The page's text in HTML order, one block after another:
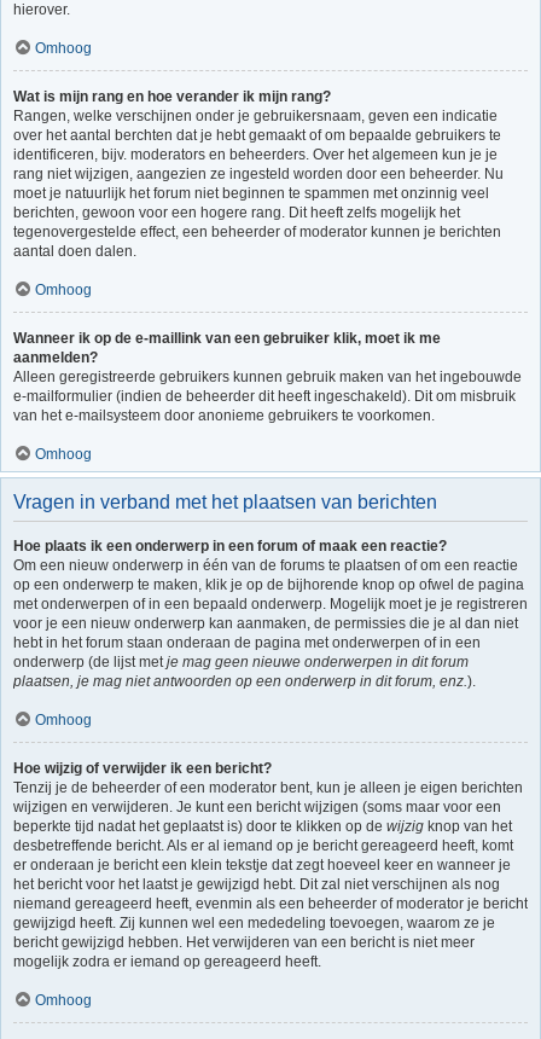
hierover.
Omhoog
Wat is mijn rang en hoe verander ik mijn rang?
Rangen, welke verschijnen onder je gebruikersnaam, geven een indicatie
over het aantal berchten dat je hebt gemaakt of om bepaalde gebruikers te
identificeren, bijv. moderators en beheerders. Over het algemeen kun je je
rang niet wijzigen, aangezien ze ingesteld worden door een beheerder. Nu
moet je natuurlijk het forum niet beginnen te spammen met onzinnig veel
berichten, gewoon voor een hogere rang. Dit heeft zelfs mogelijk het
tegenovergestelde effect, een beheerder of moderator kunnen je berichten
aantal doen dalen.
Omhoog
Wanneer ik op de e-maillink van een gebruiker klik, moet ik me
aanmelden?
Alleen geregistreerde gebruikers kunnen gebruik maken van het ingebouwde
e-mailformulier (indien de beheerder dit heeft ingeschakeld). Dit om misbruik
van het e-mailsysteem door anonieme gebruikers te voorkomen.
Omhoog
Vragen in verband met het plaatsen van berichten
Hoe plaats ik een onderwerp in een forum of maak een reactie?
Om een nieuw onderwerp in één van de forums te plaatsen of om een reactie
op een onderwerp te maken, klik je op de bijhorende knop op ofwel de pagina
met onderwerpen of in een bepaald onderwerp. Mogelijk moet je je registreren
voor je een nieuw onderwerp kan aanmaken, de permissies die je al dan niet
hebt in het forum staan onderaan de pagina met onderwerpen of in een
onderwerp (de lijst metje mag geen nieuwe onderwerpen in dit forum
plaatsen, je mag niet antwoorden op een onderwerp in dit forum, enz.).
Omhoog
Hoe wijzig of verwijder ik een bericht?
Tenzij je de beheerder of een moderator bent, kun je alleen je eigen berichten
wijzigen en verwijderen. Je kunt een bericht wijzigen (soms maar voor een
beperkte tijd nadat het geplaatst is) door te klikken op de wijzig knop van het
desbetreffende bericht. Als er al iemand op je bericht gereageerd heeft, komt
er onderaan je bericht een klein tekstje dat zegt hoeveel keer en wanneer je
het bericht voor het laatst je gewijzigd hebt. Dit zal niet verschijnen als nog
niemand gereageerd heeft, evenmin als een beheerder of moderator je bericht
gewijzigd heeft. Zij kunnen wel een mededeling toevoegen, waarom ze je
bericht gewijzigd hebben. Het verwijderen van een bericht is niet meer
mogelijk zodra er iemand op gereageerd heeft.
Omhoog